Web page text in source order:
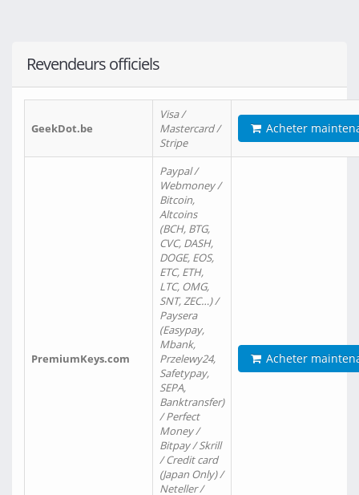
Revendeurs officiels
GeekDot.be
Visa /
Mastercard /
Stripe
Acheter
PremiumKeys.com
Paypal /
Webmoney /
Bitcoin,
Altcoins
(BCH, BTG,
CVC, DASH,
DOGE, EOS,
ETC, ETH,
LTC, OMG,
SNT, ZEC…) /
Paysera
(Easypay,
Mbank,
Przelewy24,
Safetypay,
SEPA,
Banktransfer)
/ Perfect
Money /
Bitpay / Skrill
/ Credit card
(Japan Only) /
Neteller /
Acheter